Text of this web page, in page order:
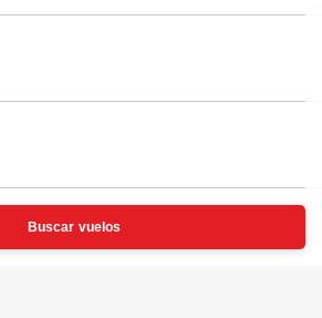
Buscar vuelos